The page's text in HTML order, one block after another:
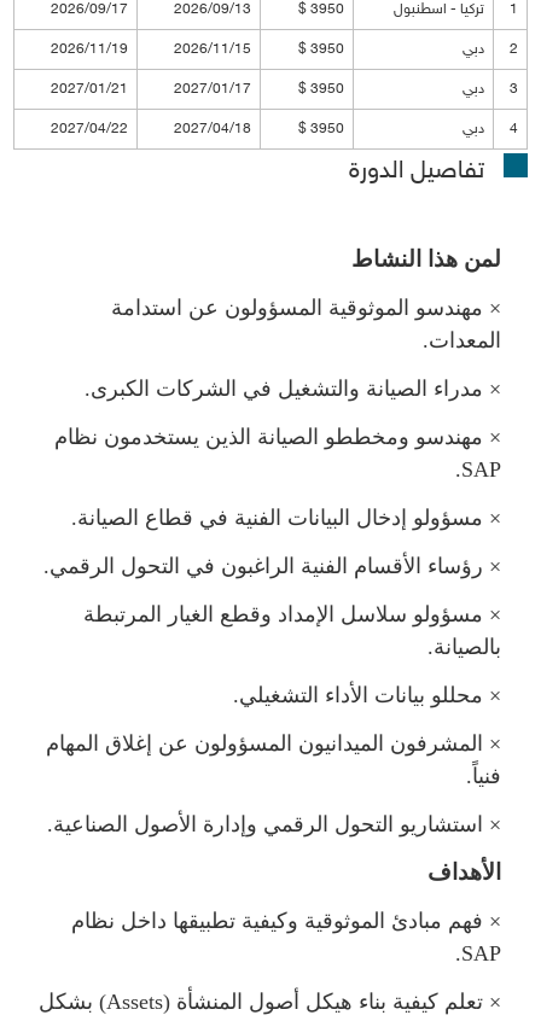
1 تركيا - اسطنبو 3950 $
2026/09/13
2026/09/17
2 دبي 3950 $
2026/11/15
2026/11/19
3 دبي 3950 $
2027/01/17
2027/01/21
4 دبي 3950 $
2027/04/18
2027/04/22
تفاصيل الدورة
ن هذا النشاط
× هندسو الموثوقية المسؤولون عن استدامة
المعدات.
× دراء الصيانة والتشغيل في الشركات الكبرى.
× هندسو ومخططو الصيانة الذين يستخدمون نظا
SAP
.
× سؤولو إدخال البيانات الفنية في قطاع الصيانة.
× رؤساء الأقسام الفنية الراغبون في التحول الرقمي.
× سؤولو سلاسل الإمداد وقطع الغيار المرتبطة
بالصيانة.
× حللو بيانات الأداء التشغيلي.
× المشرفون الميدانيون المسؤولون عن إغلاق المها
فنياً.
× استشاريو التحول الرقمي وإدارة الأصول الصناعية.
الأهداف
× فهم مبادئ الموثوقية وكيفية تطبيقها داخل نظا
SAP
.
× تعلم كيفية بناء هيكل أصول المنشأة (Assets) بشك